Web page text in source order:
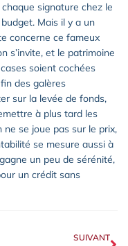
signature chez le
Mais il y a un
concerne ce fameux
s’invite, et le patrimoine
soient cochées
des galères
sur la levée de fonds,
à plus tard les
se joue pas sur le prix,
se mesure aussi à
un peu de sérénité,
un crédit sans
SUIVANT